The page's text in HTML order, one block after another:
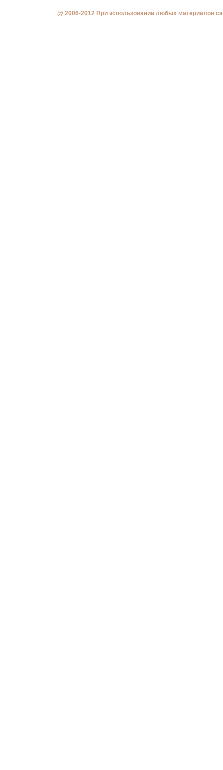
@ 2006-2012 При использовании любых материалов